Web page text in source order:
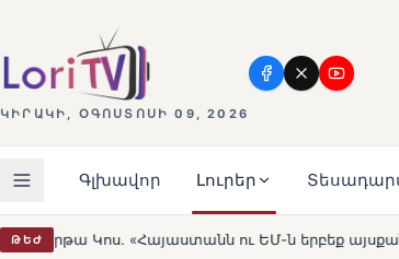
ԿԻՐԱԿԻ, ՕԳՈՍՏՈՍԻ 09, 2026
Գլխավոր Լուրեր
ԹԵԺ
ու ԵՄ-ն երբեք այսքան մոտ չեն եղել» HOT